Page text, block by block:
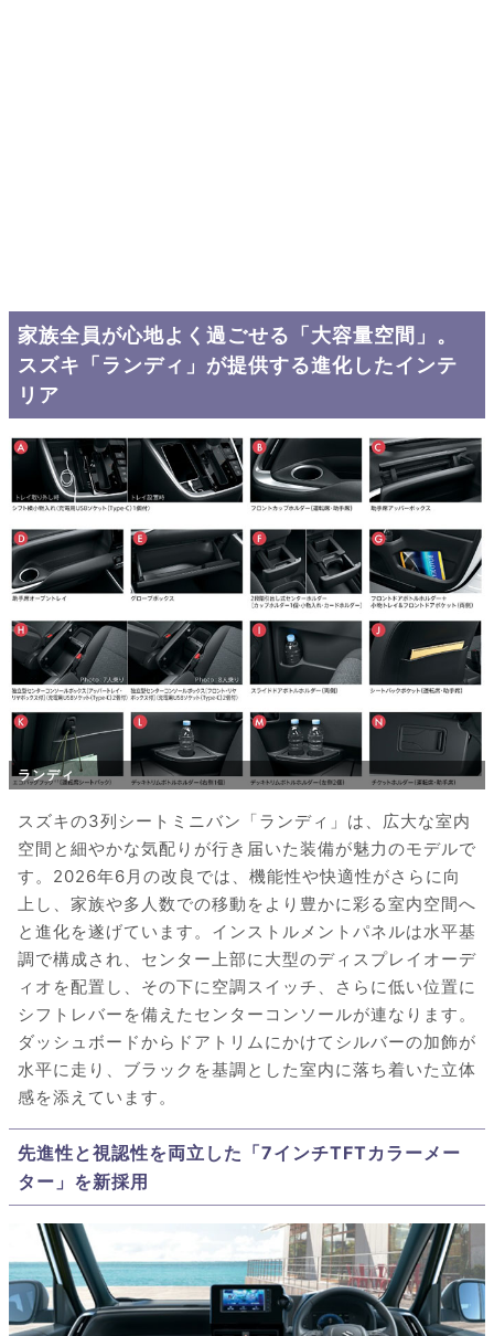
家族全員が心地よく過ごせる「大容量空間」。
スズキ「ランディ」が提供する進化したインテ
リア
ランディ
スズキの3列シートミニバン「ランディ」は、広大な室内
空間と細やかな気配りが行き届いた装備が魅力のモデルで
す。2026年6月の改良では、機能性や快適性がさらに向
上し、家族や多人数での移動をより豊かに彩る室内空間へ
と進化を遂げています。インストルメントパネルは水平基
調で構成され、センター上部に大型のディスプレイオーデ
ィオを配置し、その下に空調スイッチ、さらに低い位置に
シフトレバーを備えたセンターコンソールが連なります。
ダッシュボードからドアトリムにかけてシルバーの加飾が
水平に走り、ブラックを基調とした室内に落ち着いた立体
感を添えています。
先進性と視認性を両立した「7インチTFTカラーメー
ター」を新採用